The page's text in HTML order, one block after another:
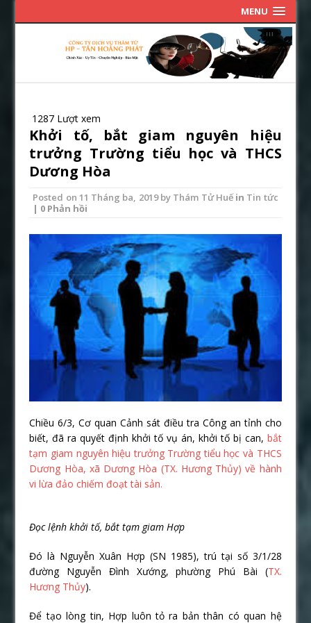
MENU
1287 Lượt xem
Khởi tố, bắt giam nguyên hiệu
trưởng Trường tiểu học và THCS
Dương Hòa
Posted on 11 Tháng ba, 2019by Thám Tử Huếin Tin tức
| 0 Phản hồi
Chiều 6/3, Cơ quan Cảnh sát điều tra Công an tỉnh cho
biết, đã ra quyết định khởi tố vụ án, khởi tố bị can, bắt
tạm giam nguyên hiệu trưởng Trường tiểu học và THCS
Dương Hòa, xã Dương Hòa (TX. Hương Thủy) về hành
vi lừa đảo chiếm đoạt tài sản.
Đọc lệnh khởi tố, bắt tạm giam Hợp
Đó là Nguyễn Xuân Hợp (SN 1985), trú tại số 3/1/28
đường Nguyễn Đình Xướng, phường Phú Bài (TX.
Hương Thủy).
Để tạo lòng tin, Hợp luôn tỏ ra bản thân có quan hệ